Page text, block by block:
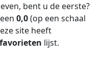
bent u de eerste?
0,0(op een schaal
site heeft
lijst.